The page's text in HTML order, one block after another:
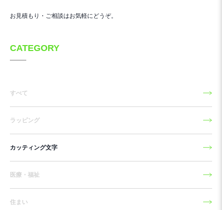
CATEGORY
すべて
ラッピング
カッティング文字
医療・福祉
住まい
お見積もり・ご相談はお気軽にどうぞ。